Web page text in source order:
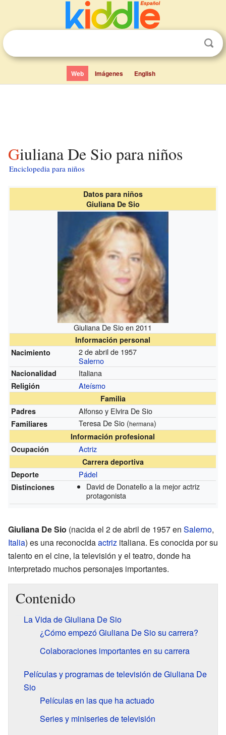
Web Imágenes English
Giuliana De Sio para niños
Enciclopedia para niños
Datos para niños
Giuliana De Sio
Giuliana De Sio en 2011
Información personal
Nacimiento
2 de abril de 1957
Salerno
Nacionalidad Italiana
Religión Ateísmo
Familia
Padres
Alfonso y Elvira De Sio
Familiares Teresa De Sio (hermana)
Información profesional
Ocupación
Actriz
Carrera deportiva
Deporte
Pádel
Distinciones
David de Donatello a la mejor actriz
protagonista
Giuliana De Sio (nacida el 2 de abril de 1957 en Salerno,
Italia) es una reconocidaactriz italiana. Es conocida por su
talento en el cine, la televisión y el teatro, donde ha
interpretado muchos personajes importantes.
Contenido
La Vida de Giuliana De Sio
¿Cómo empezó Giuliana De Sio su carrera?
Colaboraciones importantes en su carrera
Películas y programas de televisión de Giuliana De
Sio
Películas en las que ha actuado
Series y miniseries de televisión